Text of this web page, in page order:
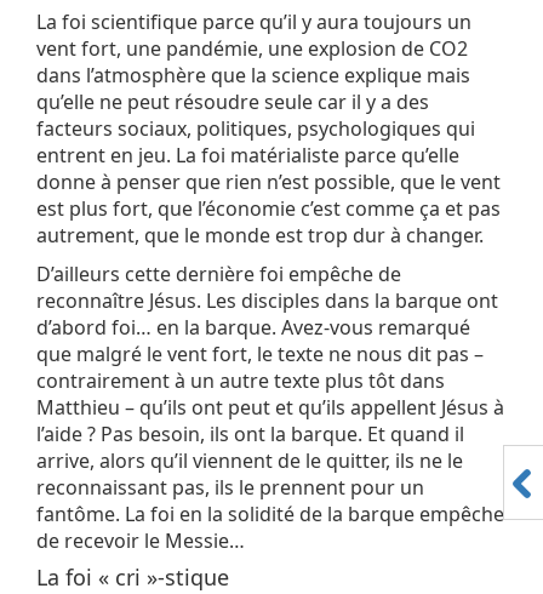
La foi scientifique parce qu’il y aura toujours un
vent fort, une pandémie, une explosion de CO2
dans l’atmosphère que la science explique mais
qu’elle ne peut résoudre seule car il y a des
facteurs sociaux, politiques, psychologiques qui
entrent en jeu. La foi matérialiste parce qu’elle
donne à penser que rien n’est possible, que le vent
est plus fort, que l’économie c’est comme ça et pas
autrement, que le monde est trop dur à changer.
D’ailleurs cette dernière foi empêche de
reconnaître Jésus. Les disciples dans la barque ont
d’abord foi… en la barque. Avez-vous remarqué
que malgré le vent fort, le texte ne nous dit pas –
contrairement à un autre texte plus tôt dans
Matthieu – qu’ils ont peut et qu’ils appellent Jésus à
l’aide ? Pas besoin, ils ont la barque. Et quand il
arrive, alors qu’il viennent de le quitter, ils ne le
reconnaissant pas, ils le prennent pour un
fantôme. La foi en la solidité de la barque empêche
de recevoir le Messie…
La foi « cri »-stique